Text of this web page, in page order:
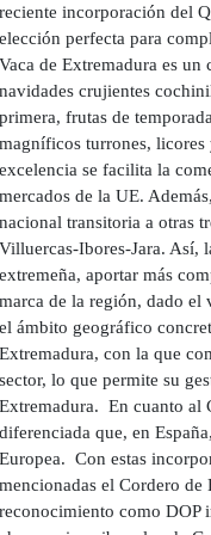
reciente incorporación del
elección perfecta para
Vaca de Extremadura es
navidades crujientes
primera, frutas de
magníficos turrones, licores
excelencia se facilita la
mercados de la UE.
nacional transitoria a otras
Villuercas-Ibores-Jara. Así,
extremeña, aportar más
marca de la región, dado el
el ámbito geográfico
Extremadura, con la que
sector, lo que permite su
Extremadura. En cuanto al
diferenciada que, en
Europea. Con estas
mencionadas el Cordero de
reconocimiento como DOP